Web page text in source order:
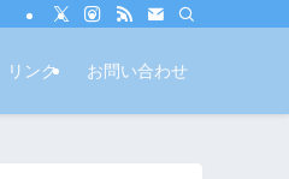
リンク お問い合わせ